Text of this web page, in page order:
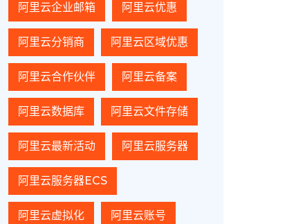
阿里云企业邮箱 阿里云优惠
阿里云分销商 阿里云区域优惠
阿里云合作伙伴 阿里云备案
阿里云数据库 阿里云文件存储
阿里云最新活动 阿里云服务器
阿里云服务器ECS
阿里云虚拟化 阿里云账号